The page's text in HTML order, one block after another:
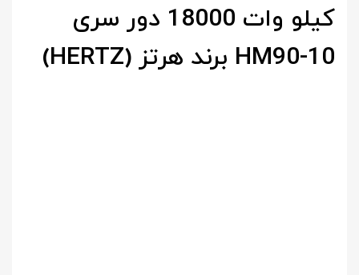
کیلو وات 18000 دور سری
HM90-10 برند هرتز (HERTZ)